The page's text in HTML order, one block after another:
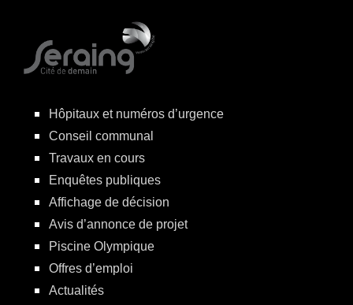
Hôpitaux et numéros d’urgence
Conseil communal
Travaux en cours
Enquêtes publiques
Affichage de décision
Avis d’annonce de projet
Piscine Olympique
Offres d’emploi
Actualités